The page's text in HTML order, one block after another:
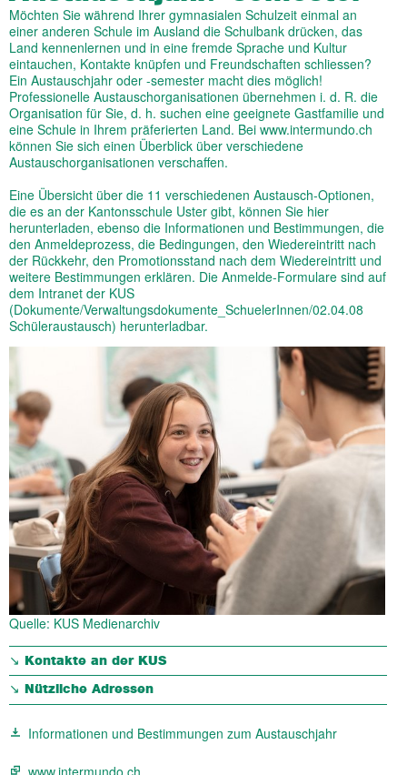
Möchten Sie während Ihrer gymnasialen Schulzeit einmal an
einer anderen Schule im Ausland die Schulbank drücken, das
Land kennenlernen und in eine fremde Sprache und Kultur
eintauchen, Kontakte knüpfen und Freundschaften schliessen?
Ein Austauschjahr oder -semester macht dies möglich!
Professionelle Austauschorganisationen übernehmen i. d. R. die
Organisation für Sie, d. h. suchen eine geeignete Gastfamilie und
eine Schule in Ihrem präferierten Land. Bei www.intermundo.ch
können Sie sich einen Überblick über verschiedene
Austauschorganisationen verschaffen.
Eine Übersicht über die 11 verschiedenen Austausch-Optionen,
die es an der Kantonsschule Uster gibt, können Sie hier
herunterladen, ebenso die Informationen und Bestimmungen, die
den Anmeldeprozess, die Bedingungen, den Wiedereintritt nach
der Rückkehr, den Promotionsstand nach dem Wiedereintritt und
weitere Bestimmungen erklären. Die Anmelde-Formulare sind auf
dem Intranet der KUS
(Dokumente/Verwaltungsdokumente_SchuelerInnen/02.04.08
Schüleraustausch) herunterladbar.
Quelle: KUS Medienarchiv
↘︎ Kontakte an der KUS
↘︎ Nützliche Adressen
Informationen und Bestimmungen zum Austauschjahr
www.intermundo.ch